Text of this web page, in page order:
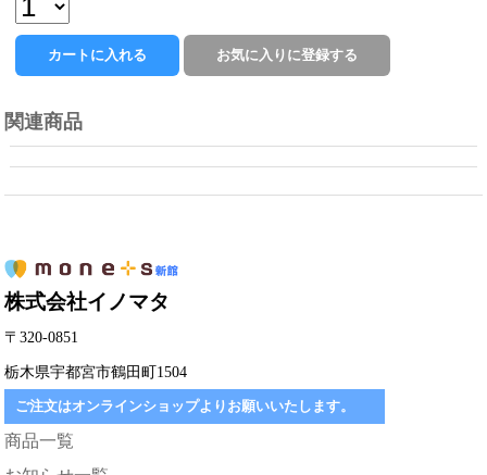
関連商品
株式会社イノマタ
〒320-0851
栃木県宇都宮市鶴田町1504
ご注文はオンラインショップよりお願いいたします。
商品一覧